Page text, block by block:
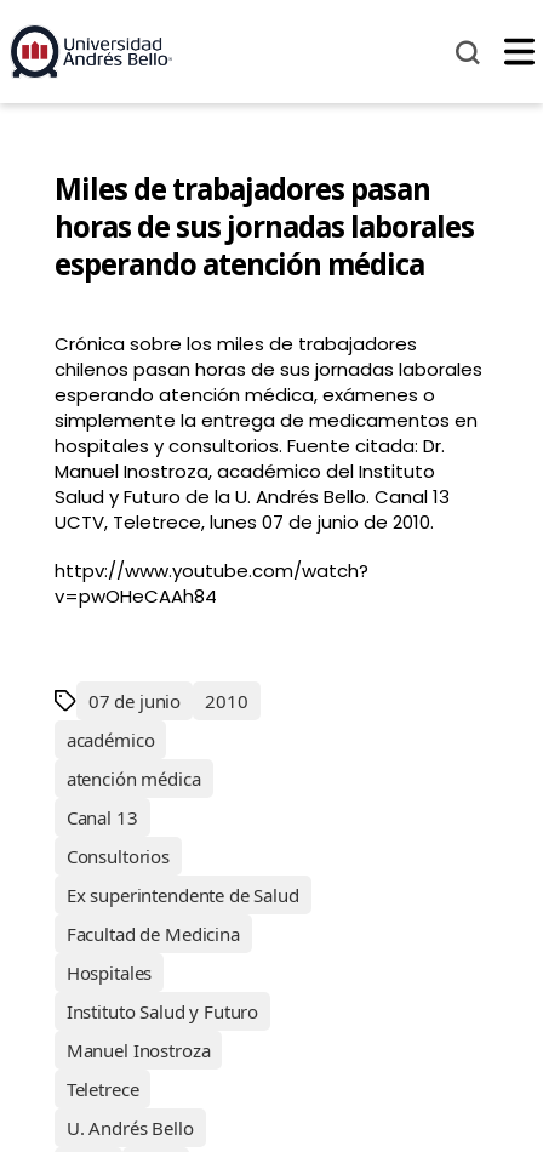
Miles de trabajadores pasan
horas de sus jornadas laborales
esperando atención médica
Crónica sobre los miles de trabajadores
chilenos pasan horas de sus jornadas laborales
esperando atención médica, exámenes o
simplemente la entrega de medicamentos en
hospitales y consultorios. Fuente citada: Dr.
Manuel Inostroza, académico del Instituto
Salud y Futuro de la U. Andrés Bello. Canal 13
UCTV, Teletrece, lunes 07 de junio de 2010.
httpv://www.youtube.com/watch?
v=pwOHeCAAh84
07 de junio
2010
académico
atención médica
Canal 13
Consultorios
Ex superintendente de Salud
Facultad de Medicina
Hospitales
Instituto Salud y Futuro
Manuel Inostroza
Teletrece
U. Andrés Bello